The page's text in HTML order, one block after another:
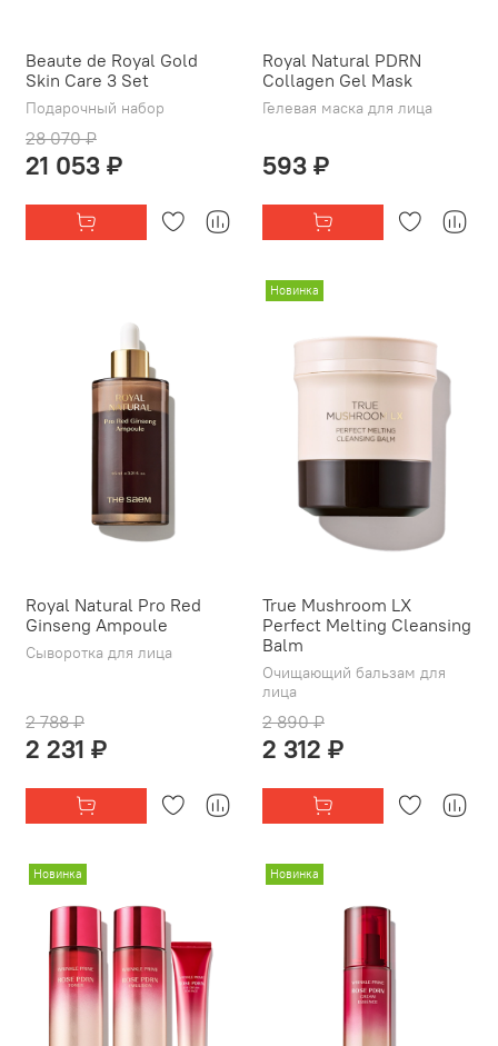
Beaute de Royal Gold
Skin Care 3 Set
Подарочный набор
28 070 ₽
21 053 ₽
Royal Natural PDRN
Collagen Gel Mask
Гелевая маска для лица
593 ₽
Royal Natural Pro Red
Ginseng Ampoule
Сыворотка для лица
2 788 ₽
2 231 ₽
Новинка
True Mushroom LX
Perfect Melting Cleansing
Balm
Очищающий бальзам для
лица
2 890 ₽
2 312 ₽
Новинка Новинка